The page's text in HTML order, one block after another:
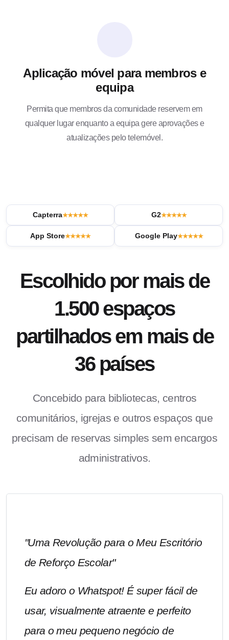
Aplicação móvel para membros e
equipa
Permita que membros da comunidade reservem em
qualquer lugar enquanto a equipa gere aprovações e
atualizações pelo telemóvel.
Capterra★★★★★ G2★★★★★
App Store★★★★★ Google Play★★★★★
Escolhido por mais de
1.500 espaços
partilhados em mais de
36 países
Concebido para bibliotecas, centros
comunitários, igrejas e outros espaços que
precisam de reservas simples sem encargos
administrativos.
"Uma Revolução para o Meu Escritório
de Reforço Escolar"
Eu adoro o Whatspot! É super fácil de
usar, visualmente atraente e perfeito
para o meu pequeno negócio de